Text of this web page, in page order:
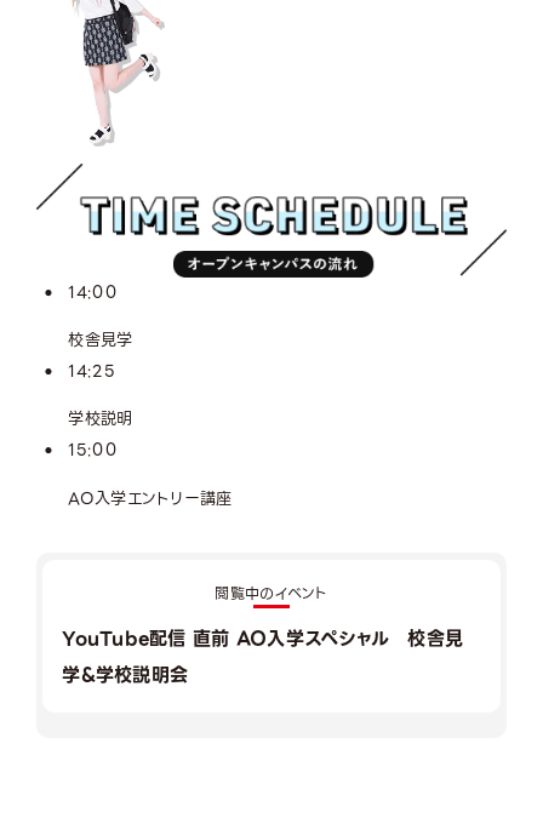
閲覧中のイベント
YouTube配信 直前 AO入学スペシャル 校舎見
学&学校説明会
14:00
校舎見学
14:25
学校説明
15:00
AO入学エントリー講座